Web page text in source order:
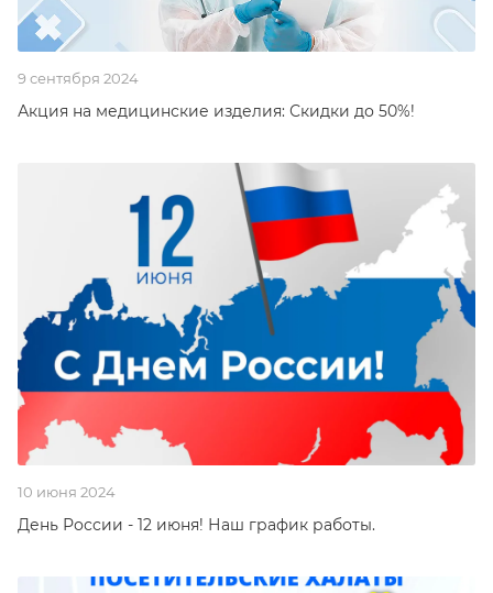
9 сентября 2024
Акция на медицинские изделия: Скидки до 50%!
10 июня 2024
День России - 12 июня! Наш график работы.